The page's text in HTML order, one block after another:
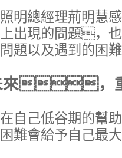
明總經理荊明
出現的問題，
題以及遇到的困難
來，
自己低谷期的
難會給予自己